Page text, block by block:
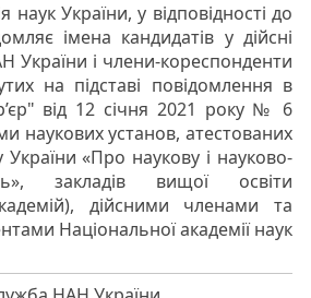
наук України, у відповідності до
імена кандидатів у дійсні
України і члени-кореспонденти
на підставі повідомлення в
від 12 січня 2021 року № 6
наукових установ, атестованих
України «Про наукову і науково-
закладів вищої освіти
дійсними членами та
Національної академії наук